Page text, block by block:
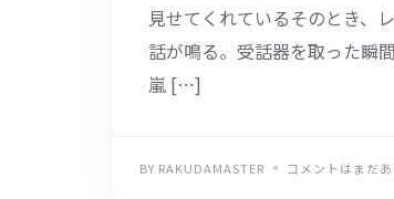
見せてくれているそのとき、
話が鳴る。受話器を取った瞬
嵐 […]
BY RAKUDAMASTER コメントはまだ